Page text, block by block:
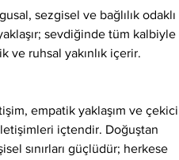
sezgisel ve bağlılık odaklı
sevdiğinde tüm kalbiyle
ve ruhsal yakınlık içerir.
empatik yaklaşım ve çekici
içtendir. Doğuştan
sınırları güçlüdür; herkese